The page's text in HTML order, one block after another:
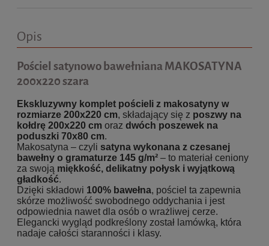
Opis
Pościel satynowo bawełniana MAKOSATYNA
200x220 szara
Ekskluzywny komplet pościeli z makosatyny w
rozmiarze 200x220 cm, składający się z poszwy na
kołdrę 200x220 cm oraz dwóch poszewek na
poduszki 70x80 cm.
Makosatyna – czyli satyna wykonana z czesanej
bawełny o gramaturze 145 g/m² – to materiał ceniony
za swoją miękkość, delikatny połysk i wyjątkową
gładkość.
Dzięki składowi 100% bawełna, pościel ta zapewnia
skórze możliwość swobodnego oddychania i jest
odpowiednia nawet dla osób o wrażliwej cerze.
Elegancki wygląd podkreślony został lamówką, która
nadaje całości staranności i klasy.